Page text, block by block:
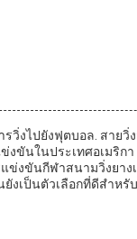
วิ่งไปยังฟุตบอล. สาย
นในประเทศอเมริกา
งขันกีฬาสนามวิ่งยาง
เป็นตัวเลือกที่ดีสําหรั